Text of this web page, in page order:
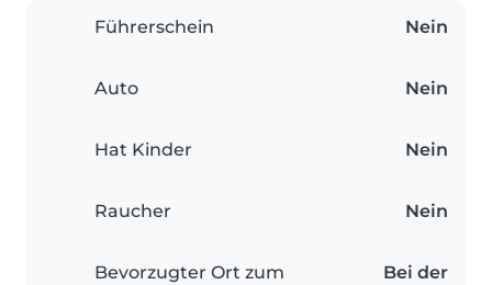
Führerschein Nein
Auto Nein
Hat Kinder Nein
Raucher Nein
Bevorzugter Ort zum Bei der